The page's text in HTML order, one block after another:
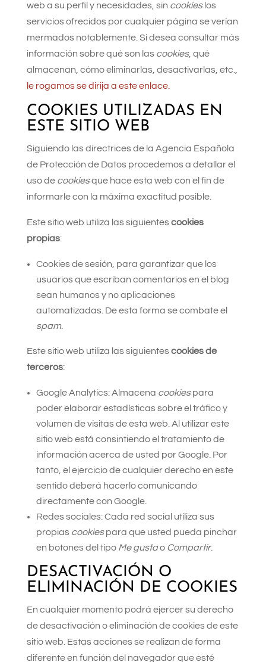
web a su perfil y necesidades, sin cookieslos
servicios ofrecidos por cualquier página se verían
mermados notablemente. Si desea consultar más
información sobre qué son las cookies, qué
almacenan, cómo eliminarlas, desactivarlas, etc.,
le rogamos se dirija a este enlace.
COOKIES UTILIZADAS EN
ESTE SITIO WEB
Siguiendo las directrices de la Agencia Española
de Protección de Datos procedemos a detallar el
uso de cookiesque hace esta web con el fin de
informarle con la máxima exactitud posible.
Este sitio web utiliza las siguientescookies
propias:
Cookies de sesión, para garantizar que los
usuarios que escriban comentarios en el blog
sean humanos y no aplicaciones
automatizadas. De esta forma se combate el
spam.
Este sitio web utiliza las siguientescookies de
terceros:
Google Analytics: Almacena cookiespara
poder elaborar estadísticas sobre el tráfico y
volumen de visitas de esta web. Al utilizar este
sitio web está consintiendo el tratamiento de
información acerca de usted por Google. Por
tanto, el ejercicio de cualquier derecho en este
sentido deberá hacerlo comunicando
directamente con Google.
Redes sociales: Cada red social utiliza sus
propias cookiespara que usted pueda pinchar
en botones del tipo Me gustao Compartir.
DESACTIVACIÓN O
ELIMINACIÓN DE COOKIES
En cualquier momento podrá ejercer su derecho
de desactivación o eliminación de cookies de este
sitio web. Estas acciones se realizan de forma
diferente en función del navegador que esté